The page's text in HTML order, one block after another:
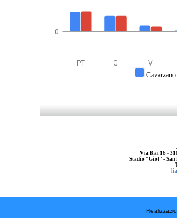
PT G V
0
Via Rai 16 -
Stadio "Giol" - San